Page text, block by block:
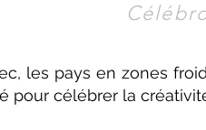
les pays en zones
pour célébrer la